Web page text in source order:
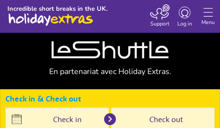
Menu
Toggle
navigation
Log in
Support
Incredible short breaks in the UK.
En partenariat avec Holiday Extras.
Check in & Check out